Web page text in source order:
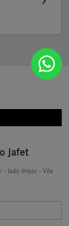
Jafet
- lado ímpar - Vila